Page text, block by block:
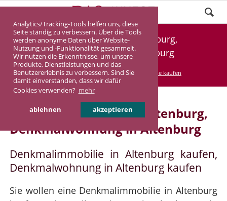
Analytics/Tracking-Tools helfen uns, diese
Seite ständig zu verbessern. Über die Tools
werden anonyme Daten über Website-
Nutzung und -Funktionalität gesammelt.
Wir nutzen die Erkenntnisse, um unsere
Produkte, Dienstleistungen und das
Benutzererlebnis zu verbessern. Sind Sie
damit einverstanden, dass wir dafür
Cookies verwenden? mehr
ablehnen akzeptieren
Denkmalimmobilie Altenburg,
Denkmalwohnung Altenburg
DASINVEST Service Denkmalimmobilie kaufen
Denkmalimmobilie in Altenburg,
Denkmalwohnung in Altenburg
Denkmalimmobilie in Altenburg kaufen,
Denkmalwohnung in Altenburg kaufen
Sie wollen eine Denkmalimmobilie in Altenburg